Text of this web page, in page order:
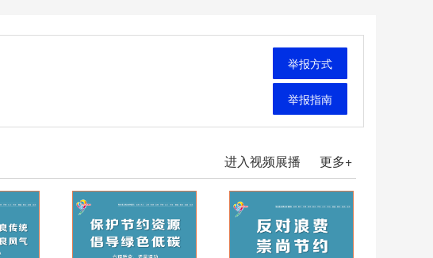
举报方式
举报指南
进入视频展播 更多+